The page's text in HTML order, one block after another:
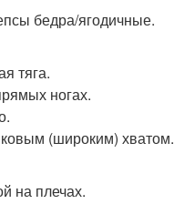
бедра/ягодичные.
тяга.
ногах.
(широким) хватом.
на плечах.